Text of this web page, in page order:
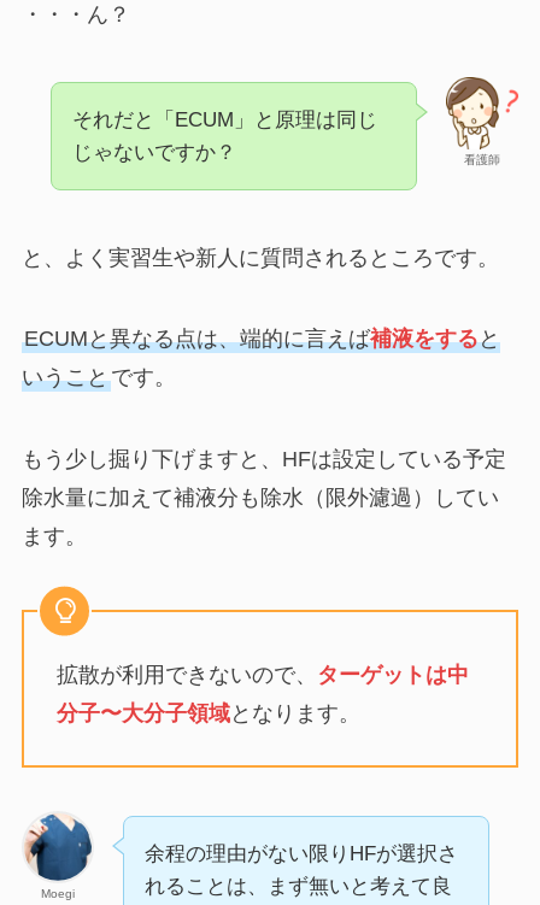
・・・ん？
看護師
それだと「ECUM」と原理は同じ
じゃないですか？
と、よく実習生や新人に質問されるところです。
ECUMと異なる点は、端的に言えば補液をすると
いうことです。
もう少し掘り下げますと、HFは設定している予定
除水量に加えて補液分も除水（限外濾過）してい
ます。
拡散が利用できないので、
ターゲットは中
分子〜大分子領域となります。
Moegi
余程の理由がない限りHFが選択さ
れることは、まず無いと考えて良